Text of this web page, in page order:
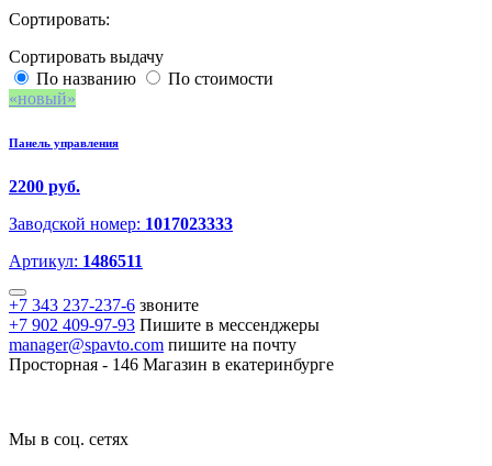
Сортировать:
Сортировать выдачу
По названию
По стоимости
новый
Панель управления
2200 руб.
Заводской номер: 1017023333
Артикул: 1486511
+7 343 237-237-6 звоните
+7 902 409-97-93 Пишите в мессенджеры
manager@spavto.com пишите на почту
Просторная - 146 Магазин в екатеринбурге
Мы в соц. сетях